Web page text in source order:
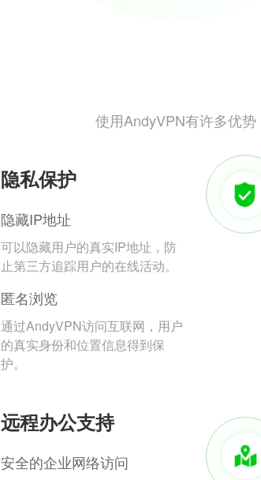
使用AndyVPN有许多优
隐私保护
隐藏IP地址
可以隐藏用户的真实IP地址，防
止第三方追踪用户的在线活动。
匿名浏览
通过AndyVPN访问互联网，用户
的真实身份和位置信息得到保
护。
远程办公支持
安全的企业网络访问